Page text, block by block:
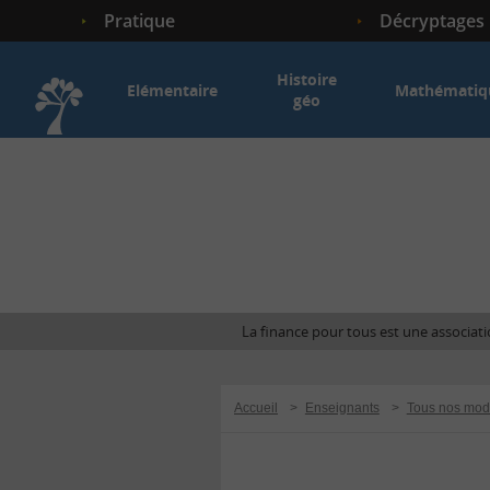
Pratique Décryptages
Elémentaire
Histoire
géo
La finance pour tous est une
Accueil > Enseignants > Tous nos